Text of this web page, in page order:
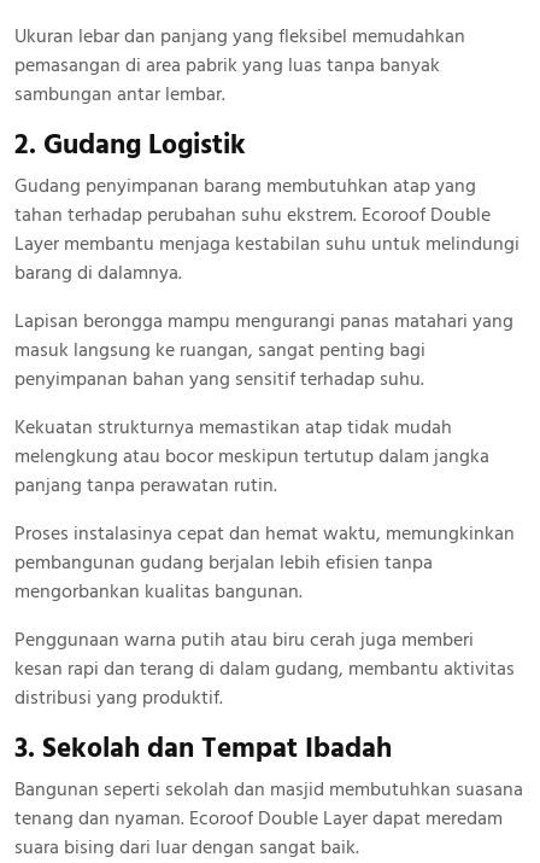
Ukuran lebar dan panjang yang fleksibel memudahkan
pemasangan di area pabrik yang luas tanpa banyak
sambungan antar lembar.
2. Gudang Logistik
Gudang penyimpanan barang membutuhkan atap yang
tahan terhadap perubahan suhu ekstrem. Ecoroof Double
Layer membantu menjaga kestabilan suhu untuk melindungi
barang di dalamnya.
Lapisan berongga mampu mengurangi panas matahari yang
masuk langsung ke ruangan, sangat penting bagi
penyimpanan bahan yang sensitif terhadap suhu.
Kekuatan strukturnya memastikan atap tidak mudah
melengkung atau bocor meskipun tertutup dalam jangka
panjang tanpa perawatan rutin.
Proses instalasinya cepat dan hemat waktu, memungkinkan
pembangunan gudang berjalan lebih efisien tanpa
mengorbankan kualitas bangunan.
Penggunaan warna putih atau biru cerah juga memberi
kesan rapi dan terang di dalam gudang, membantu aktivitas
distribusi yang produktif.
3. Sekolah dan Tempat Ibadah
Bangunan seperti sekolah dan masjid membutuhkan suasana
tenang dan nyaman. Ecoroof Double Layer dapat meredam
suara bising dari luar dengan sangat baik.